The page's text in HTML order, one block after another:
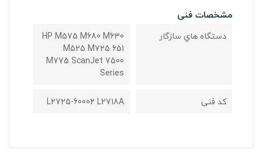
مشخصات فنی
دستگاه هاي سازگار
HP M575 M680 M630
M525 M725 651
M775 ScanJet 7500
Series
کد فنی
L2725-60002 L2718A